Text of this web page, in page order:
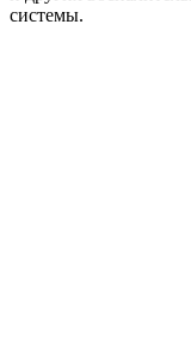
системы.